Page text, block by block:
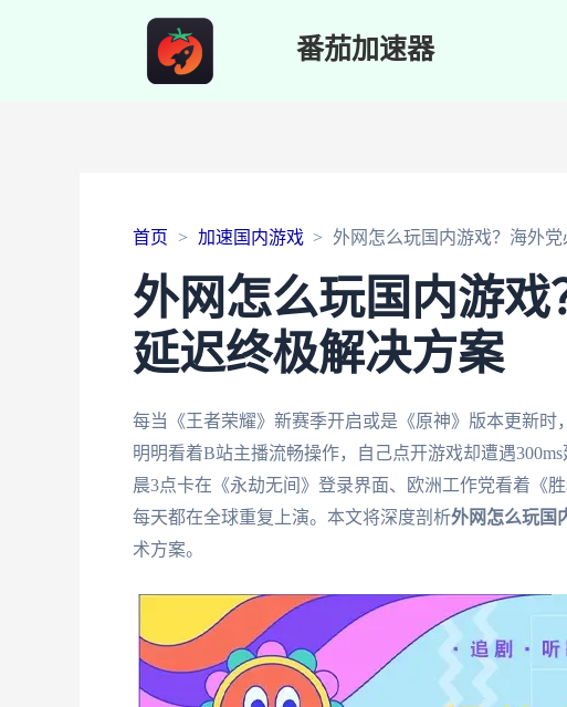
番茄加速器
首页 加速国内游戏 外网怎么玩国内游戏？海外
外网怎么玩国内游
延迟终极解决方案
每当《王者荣耀》新赛季开启或是《原神》版本更新
明明看着B站主播流畅操作，自己点开游戏却遭遇
晨3点卡在《永劫无间》登录界面、欧洲工作党看着《
每天都在全球重复上演。本文将深度剖析外网怎么玩国
术方案。